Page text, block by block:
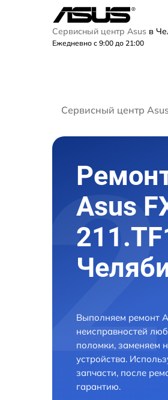
Сервисный центр Asus в
Ежедневно с 9:00 до 21:00
Сервисный центр Asus
Asus
Выполняем ремонт
неисправностей
поломки, заменяем
устройства.
запчасти, после
гарантию.